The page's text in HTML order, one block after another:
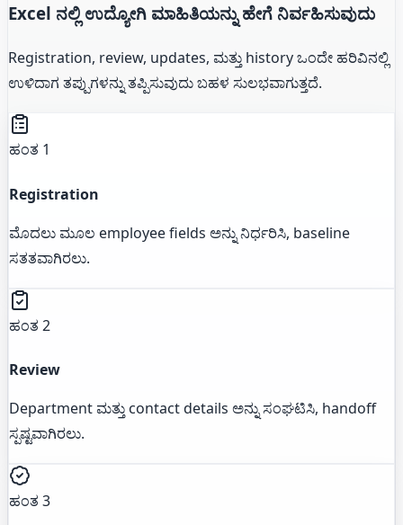
Excel ನಲ್ಲಿ ಉದ್ಯೋಗಿ ಮಾಹಿತಿಯನ್ನು ಹೇಗೆ ನಿರ್ವಹಿಸುವುದು
Registration, review, updates, ಮತ್ತು history ಒಂದೇ ಹರಿವಿನಲ್ಲಿ
ಉಳಿದಾಗ ತಪ್ಪುಗಳನ್ನು ತಪ್ಪಿಸುವುದು ಬಹಳ ಸುಲಭವಾಗುತ್ತದೆ.
ಹಂತ 1
Registration
ಮೊದಲು ಮೂಲ employee fields ಅನ್ನು ನಿರ್ಧರಿಸಿ, baseline
ಸತತವಾಗಿರಲು.
ಹಂತ 2
Review
Department ಮತ್ತು contact details ಅನ್ನು ಸಂಘಟಿಸಿ, handoff
ಸ್ಪಷ್ಟವಾಗಿರಲು.
ಹಂತ 3